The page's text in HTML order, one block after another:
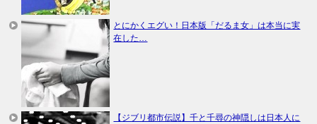
とにかくエグい！日本版「だるま女」は本当に実
在した…
【ジブリ都市伝説】千と千尋の神隠しは日本人に